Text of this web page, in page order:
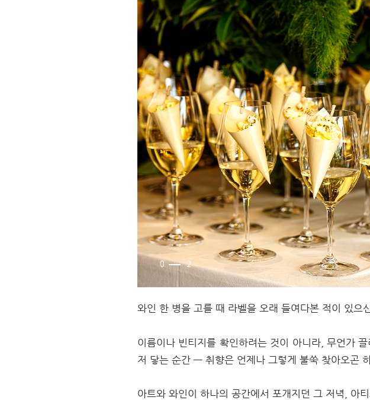
0 2
와인 한 병을 고를 때 라벨을 오래 들여다본 적이 있으
이름이나 빈티지를 확인하려는 것이 아니라, 무언가
저 닿는 순간 — 취향은 언제나 그렇게 불쑥 찾아오곤
아트와 와인이 하나의 공간에서 포개지던 그 저녁, 아